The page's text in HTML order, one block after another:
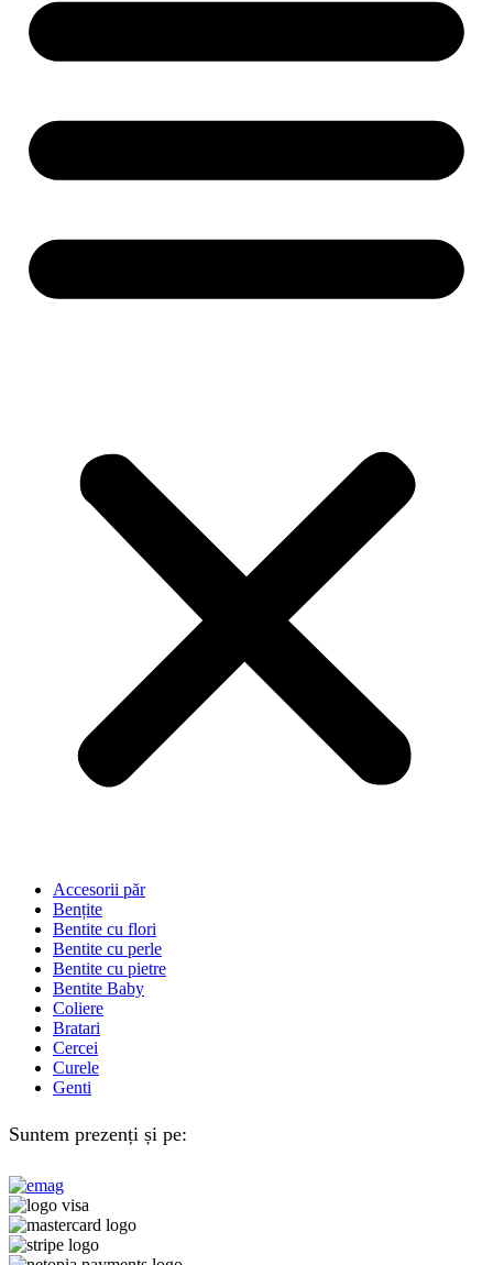
Accesorii păr
Bențite
Bentite cu flori
Bentite cu perle
Bentite cu pietre
Bentite Baby
Coliere
Bratari
Cercei
Curele
Genti
Suntem prezenți și pe: